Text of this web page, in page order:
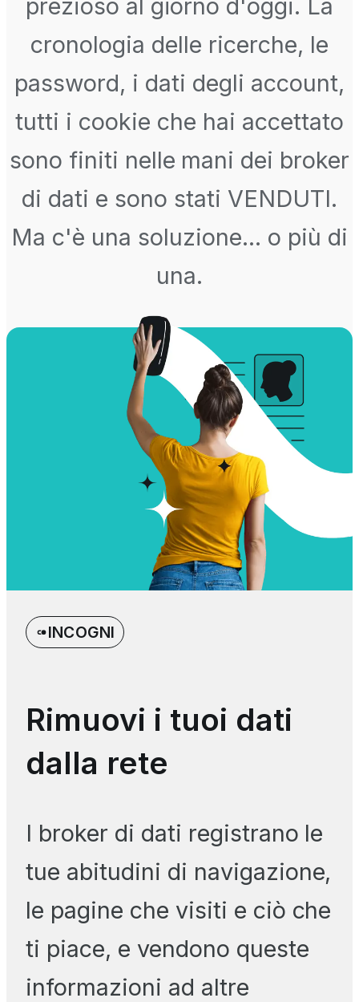
prezioso al giorno d'oggi. La
cronologia delle ricerche, le
password, i dati degli account,
tutti i cookie che hai accettato
sono finiti nelle mani dei broker
di dati e sono stati VENDUTI.
Ma c'è una soluzione... o più di
una.
INCOGNI
Rimuovi i tuoi dati
dalla rete
I broker di dati registrano le
tue abitudini di navigazione,
le pagine che visiti e ciò che
ti piace, e vendono queste
informazioni ad altre